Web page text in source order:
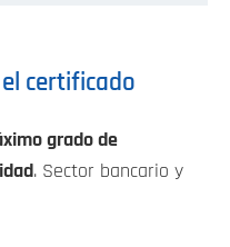
certificado
grado de
. Sector bancario y